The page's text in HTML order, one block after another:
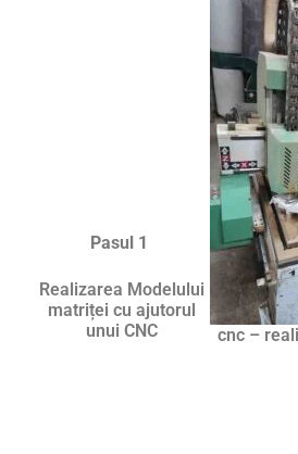
cnc –
Pasul 1
Realizarea Modelului
matriței cu ajutorul
unui CNC